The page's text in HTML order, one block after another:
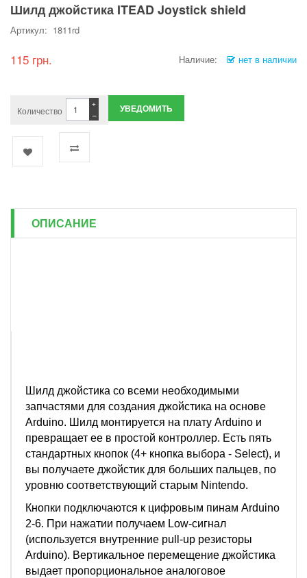
Шилд джойстика ITEAD Joystick shield
Артикул: 1811rd
115 грн. Наличие: нет в наличии
Количество −
+ УВЕДОМИТЬ
ОПИСАНИЕ
Шилд джойстика со всеми необходимыми
запчастями для создания джойстика на основе
Arduino. Шилд монтируется на плату Arduino и
превращает ее в простой контроллер. Есть пять
стандартных кнопок (4+ кнопка выбора - Select), и
вы получаете джойстик для больших пальцев, по
уровню соответствующий старым Nintendo.
Кнопки подключаются к цифровым пинам Arduino
2-6. При нажатии получаем Low-сигнал
(используется внутренние pull-up резисторы
Arduino). Вертикальное перемещение джойстика
выдает пропорциональное аналоговое